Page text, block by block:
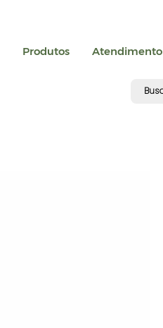
Produtos Atendimento